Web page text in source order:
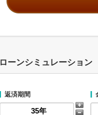
ローンシミュレーション
返済期間